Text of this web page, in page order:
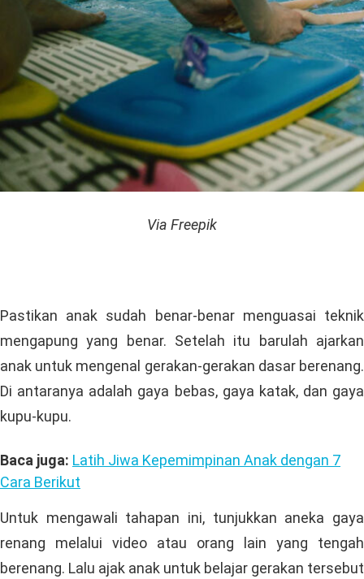
Via Freepik
Pastikan anak sudah benar-benar menguasai teknik
mengapung yang benar. Setelah itu barulah ajarkan
anak untuk mengenal gerakan-gerakan dasar berenang.
Di antaranya adalah gaya bebas, gaya katak, dan gaya
kupu-kupu.
Baca juga: Latih Jiwa Kepemimpinan Anak dengan 7
Cara Berikut
Untuk mengawali tahapan ini, tunjukkan aneka gaya
renang melalui video atau orang lain yang tengah
berenang. Lalu ajak anak untuk belajar gerakan tersebut